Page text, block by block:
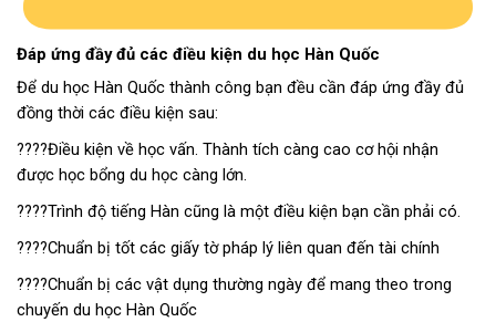
Đáp ứng đầy đủ các điều kiện du học Hàn Quốc
Để du học Hàn Quốc thành công bạn đều cần đáp ứng đầy đủ
đồng thời các điều kiện sau:
????Điều kiện về học vấn. Thành tích càng cao cơ hội nhận
được học bổng du học càng lớn.
????Trình độ tiếng Hàn cũng là một điều kiện bạn cần phải có.
????Chuẩn bị tốt các giấy tờ pháp lý liên quan đến tài chính
????Chuẩn bị các vật dụng thường ngày để mang theo trong
chuyến du học Hàn Quốc